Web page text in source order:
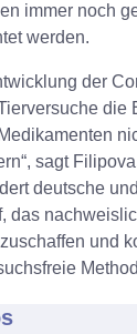
immer noch
werden.
der
die
sagt
deutsche
das
und